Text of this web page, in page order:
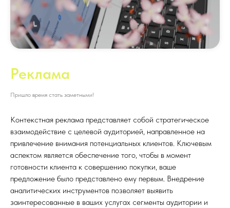
Реклама
Пришло время стать заметными!
Контекстная реклама представляет собой стратегическое
взаимодействие с целевой аудиторией, направленное на
привлечение внимания потенциальных клиентов. Ключевым
аспектом является обеспечение того, чтобы в момент
готовности клиента к совершению покупки, ваше
предложение было представлено ему первым. Внедрение
аналитических инструментов позволяет выявить
заинтересованные в ваших услугах сегменты аудитории и